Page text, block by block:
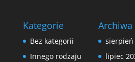
Kategorie
Bez kategorii
Innego rodzaju
Archiwa
sierpień
lipiec